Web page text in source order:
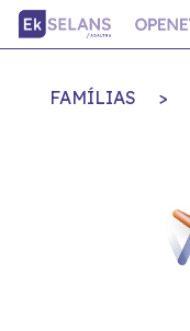
FAMÍLIAS >